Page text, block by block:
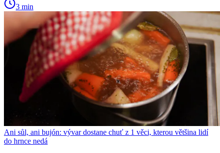
3 min
Ani sůl, ani bujón: vývar dostane chuť z 1 věci, kterou většina lidí
do hrnce nedá